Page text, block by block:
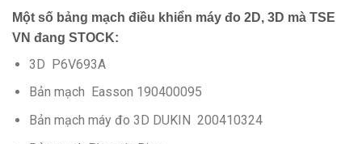
Một số bảng mạch điều khiển máy đo 2D, 3D mà TSE
VN đang STOCK:
3D P6V693A
Bản mạch Easson 190400095
Bản mạch máy đo 3D DUKIN 200410324